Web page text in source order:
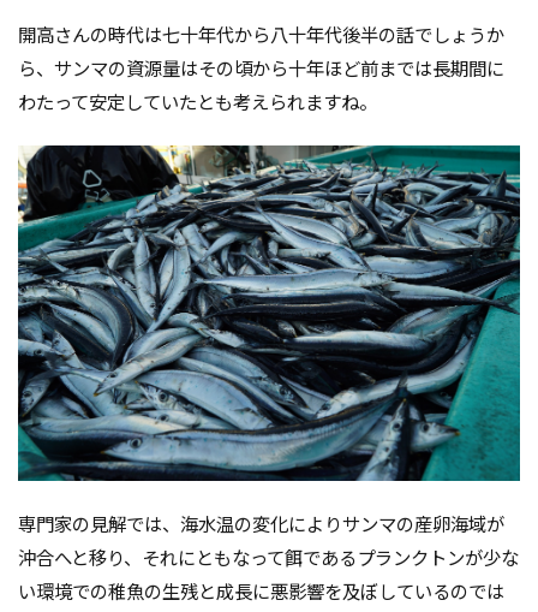
開高さんの時代は七十年代から八十年代後半の話でしょうか
ら、サンマの資源量はその頃から十年ほど前までは長期間に
わたって安定していたとも考えられますね。
専門家の見解では、海水温の変化によりサンマの産卵海域が
沖合へと移り、それにともなって餌であるプランクトンが少な
い環境での稚魚の生残と成長に悪影響を及ぼしているのでは